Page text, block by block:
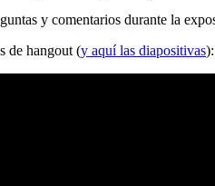
y comentarios durante la
de hangout (y aquí las diapositivas):